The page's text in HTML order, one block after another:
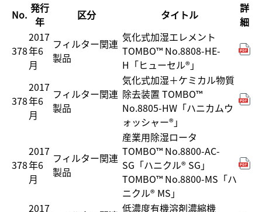
No. 発行
年
区分 タイトル
詳
細
378
2017
年6
月
フィルター関連
製品
気化式加湿エレメント
TOMBO™ No.8808-HE-
H「ヒューセル®」
378
2017
年6
月
フィルター関連
製品
気化式加湿＋ケミカル物質
除去装置 TOMBO™
No.8805-HW「ハニカムウ
ォッシャー®」
378
2017
年6
月
フィルター関連
製品
産業用除湿ロータ
TOMBO™ No.8800-AC-
SG「ハニクル® SG」
TOMBO™ No.8800-MS「ハ
ニクル® MS」
2017
低濃度有機溶剤濃縮機